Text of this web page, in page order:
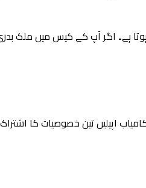
اگر آپ کے کیس میں ملک بدری،
اپیلیں تین خصوصیات کا